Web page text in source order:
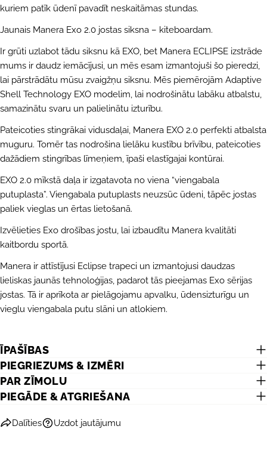
kuriem patīk ūdenī pavadīt neskaitāmas stundas.
Jaunais Manera Exo 2.0 jostas siksna – kiteboardam.
Ir grūti uzlabot tādu siksnu kā EXO, bet Manera ECLIPSE izstrāde
mums ir daudz iemācījusi, un mēs esam izmantojuši šo pieredzi,
lai pārstrādātu mūsu zvaigžņu siksnu. Mēs piemērojām Adaptive
Shell Technology EXO modelim, lai nodrošinātu labāku atbalstu,
samazinātu svaru un palielinātu izturību.
Pateicoties stingrākai vidusdaļai, Manera EXO 2.0 perfekti atbalsta
muguru. Tomēr tas nodrošina lielāku kustību brīvību, pateicoties
dažādiem stingrības līmeņiem, īpaši elastīgajai kontūrai.
EXO 2.0 mīkstā daļa ir izgatavota no viena “viengabala
putuplasta”. Viengabala putuplasts neuzsūc ūdeni, tāpēc jostas
paliek vieglas un ērtas lietošanā.
Izvēlieties Exo drošības jostu, lai izbaudītu Manera kvalitāti
kaitbordu sportā.
Manera ir attīstījusi Eclipse trapeci un izmantojusi daudzas
lieliskas jaunās tehnoloģijas, padarot tās pieejamas Exo sērijas
jostas. Tā ir aprīkota ar pielāgojamu apvalku, ūdensizturīgu un
vieglu viengabala putu slāni un atlokiem.
ĪPAŠĪBAS
PIEGRIEZUMS & IZMĒRI
PAR ZĪMOLU
PIEGĀDE & ATGRIEŠANA
Dalīties
DALĪTIES AR ŠO PRODUKTU
Dalīties
Dalīties
Facebook
DalītiesPiespraust
Uzdot jautājumu
UZDOT JAUTĀJUMU
vārds
Jūsu
pasts
telefons
ziņojums
Lauki, kas atzīmēti ar *, ir obligāti.
NOSŪTĪT JAUTĀJUMU